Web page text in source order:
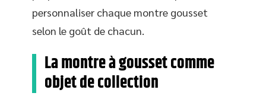
personnaliser chaque montre gousset
selon le goût de chacun.
La montre à gousset comme
objet de collection